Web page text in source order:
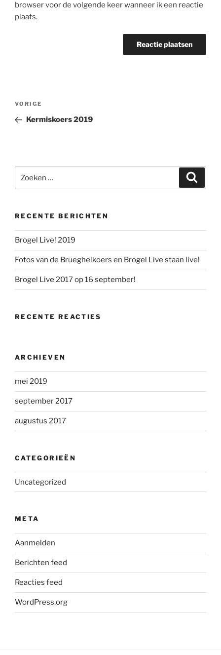
browser voor de volgende keer wanneer ik een reactie
plaats.
Berichtnavigatie
Vorig
bericht
VORIGE
Kermiskoers 2019
naar:
RECENTE BERICHTEN
Brogel Live! 2019
Fotos van de Brueghelkoers en Brogel Live staan live!
Brogel Live 2017 op 16 september!
RECENTE REACTIES
ARCHIEVEN
mei 2019
september 2017
augustus 2017
CATEGORIEËN
Uncategorized
META
Aanmelden
Berichten feed
Reacties feed
WordPress.org